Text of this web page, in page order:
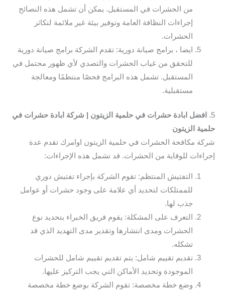
من الحشرات في المستقبل. يمكن أن تشمل هذه النصائح
إجراءات النظافة العامة وتوفير بيئة غير ملائمة لتكاثر
الحشرات.
ايضا ، برامج صيانة دورية: تقدم الشركة برامج صيانة دورية
للتحقق من غياب الحشرات والتصدي لأي ظهور محتمل في
المستقبل. تشمل هذه البرامج فحصًا منتظمًا ومعالجة
مستقبلية.
5.
افضل ابادة حشرات في حلمية الزيتون | شركة ابادة حشرات في
حلمية الزيتون
شركة مكافحة الحشرات في حلمية الزيتون اوامرك تقدم عدة
إجراءات للوقاية من الحشرات. قد تشمل هذه الإجراءات:
التفتيش المنتظم: تقوم الشركة بإجراء تفتيش دوري
للممتلكات لتحديد أي علامة على وجود حشرات أو عوامل
جذب لها.
التعرف على المشكلة: يقوم فريق الخبراء بتحديد نوع
الحشرات ومدى انتشارها وتقدير مدى التهديد الذي قد
تشكله.
تقديم تقييم شامل: يتم تقديم تقييم شامل للحشرات
الموجودة وتحديد الأماكن التي يجب التركيز عليها.
وضع خطة مخصصة: تقوم الشركة بوضع خطة مخصصة